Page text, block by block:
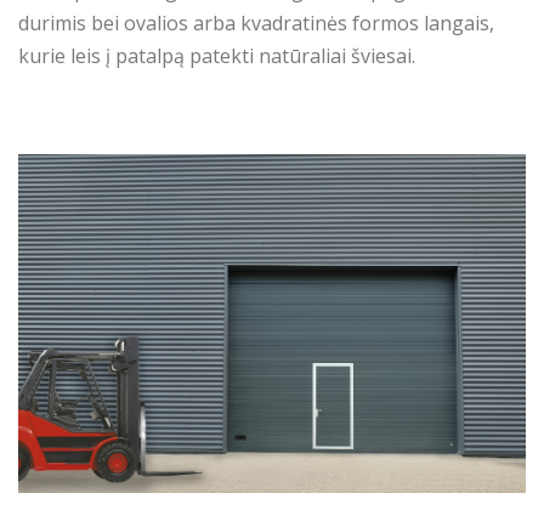
durimis bei ovalios arba kvadratinės formos langais,
kurie leis į patalpą patekti natūraliai šviesai.